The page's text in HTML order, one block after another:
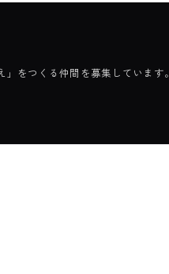
をつくる仲間を募集しています。